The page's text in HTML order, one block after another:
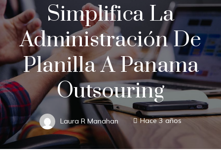
Simplifica La
Administración De
Planilla A Panama
Outsouring
Laura R Manahan Hace 3 años